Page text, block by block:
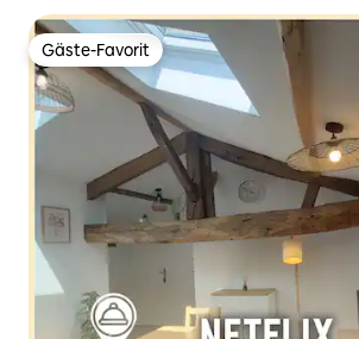
Gäste-Favorit
Gäste-Favorit